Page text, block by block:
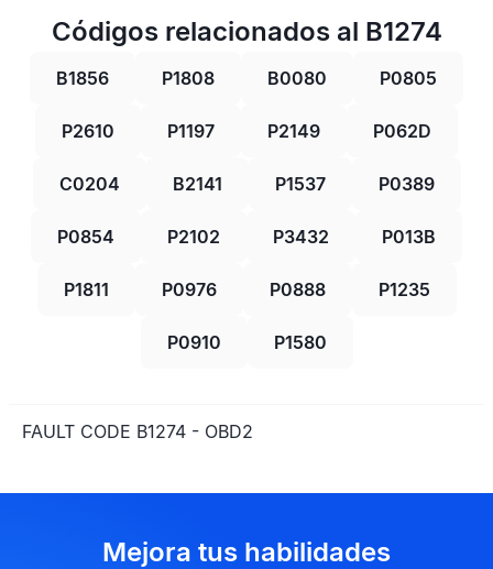
Códigos relacionados al B1274
B1856 P1808 B0080 P0805
P2610 P1197 P2149 P062D
C0204 B2141 P1537 P0389
P0854 P2102 P3432 P013B
P1811 P0976 P0888 P1235
P0910 P1580
FAULT CODE B1274 - OBD2
Mejora tus habilidades